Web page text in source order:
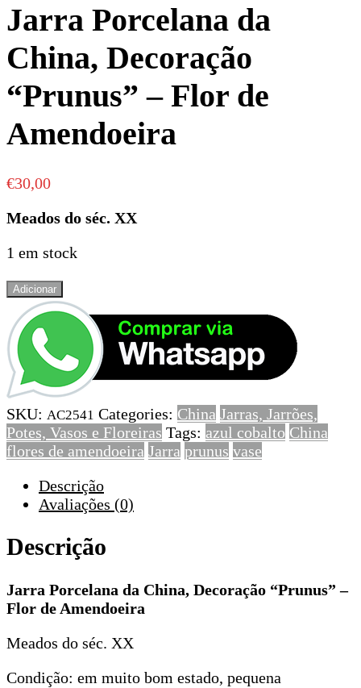
Jarra Porcelana da
China, Decoração
“Prunus” – Flor de
Amendoeira
€30,00
Meados do séc. XX
1 em stock
Quantidade
Jarra
Porcelana
da
China,
Decoração
“Prunus”
-
Flor
Amendoeira
Adicionar
SKU: AC2541 Categories: China Jarras, Jarrões,
Potes, Vasos e Floreiras Tags: azul cobalto China
flores de amendoeira Jarra prunus vase
Descrição
Avaliações (0)
Descrição
Jarra Porcelana da China, Decoração “Prunus” –
Flor de Amendoeira
Meados do séc. XX
Condição: em muito bom estado, pequena